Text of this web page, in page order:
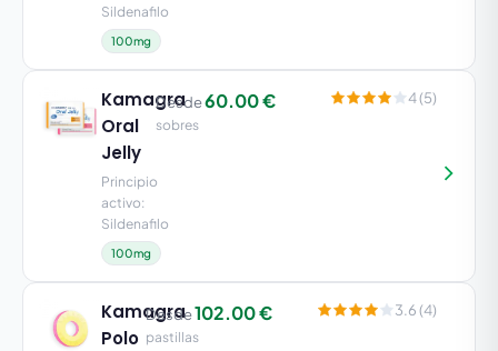
Kamagra
Polo
Desde102.00 €
pastillas
3.6 (4)
Kamagra
Oral
Jelly
Principio
activo:
Sildenafilo
100mg
Desde60.00 €
sobres
4 (5)
Sildenafilo
100mg